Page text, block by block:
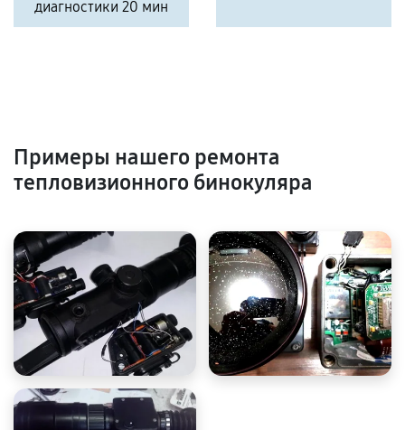
диагностики 20 мин
Примеры нашего ремонта
тепловизионного бинокуляра